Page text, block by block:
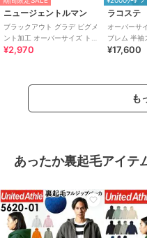
ニュージェントルマン
ブラックアウト グラデ ピグメ
ント加工 オーバーサイズ トレ
ーナー【セットアップ対応
¥2,970
ラコステ
オーバーサ
ブレム 半袖
¥17,600
も
あったか裏起毛アイテ